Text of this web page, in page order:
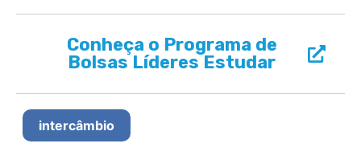
Conheça o Programa de
Bolsas Líderes Estudar
intercâmbio